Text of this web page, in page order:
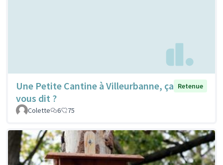
Une Petite Cantine à Villeurbanne, ça
vous dit ?
Retenue
Colette 6 75